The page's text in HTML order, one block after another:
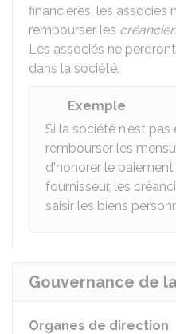
financières, les associés
rembourser les
Les associés ne
dans la société.
Exemple
Si la société n'est pas
rembourser les
d'honorer le
fournisseur, les
saisir les biens
Gouvernance de la
Organes de direction